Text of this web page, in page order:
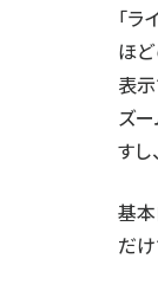
「
ほ
表
ズ
すし
基本
だ